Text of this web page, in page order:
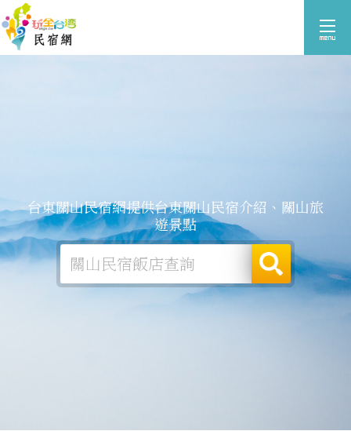
台東關山民宿網提供台東關山民宿介紹、關山旅
遊景點